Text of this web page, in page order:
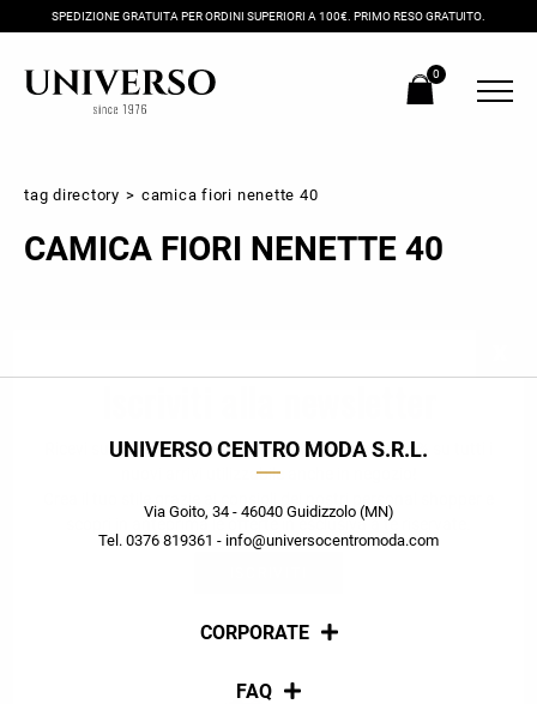
SPEDIZIONE GRATUITA PER ORDINI SUPERIORI A 100€. PRIMO RESO GRATUITO.
0
tag directory > camica fiori nenette 40
CAMICA FIORI NENETTE 40
UNIVERSO CENTRO MODA S.R.L.
Via Goito, 34 - 46040 Guidizzolo (MN)
Tel. 0376 819361 - info@universocentromoda.com
CORPORATE
Chi siamo
FAQ
Ricevi subito il tuo promocode con lo sconto del 20% su tutti i
nuovi arrivi utilizzabile anche in negozio!
scopri in anteprima le offerte in esclusiva a te riservate.